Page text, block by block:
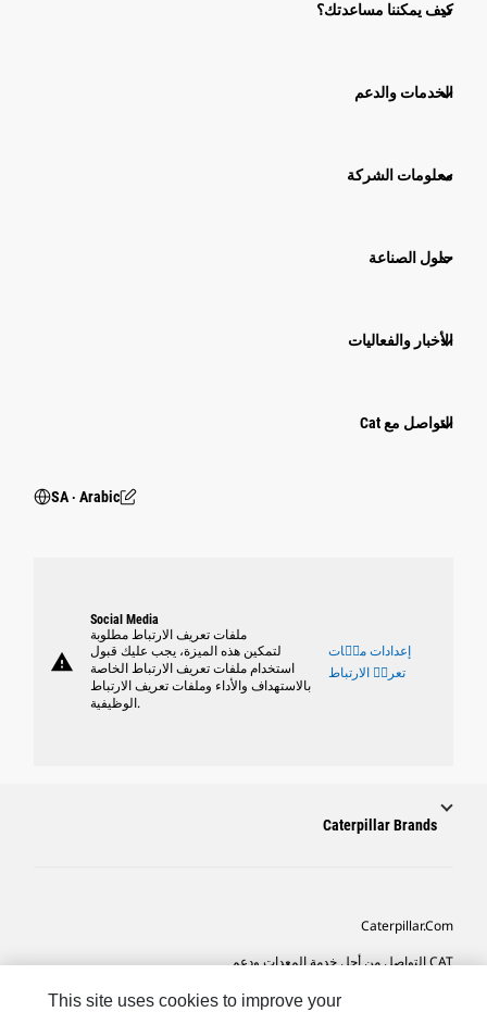
كيف يمكننا مساعدتك؟
الخدمات والدعم
معلومات الشركة
حلول الصناعة
الأخبار والفعاليات
التواصل مع Cat
SA ‧ Arabic
warning
Social Media
ملفات تعريف الارتباط مطلوبة
لتمكين هذه الميزة، يجب عليك قبول
استخدام ملفات تعريف الارتباط الخاصة
بالاستهداف والأداء وملفات تعريف الارتباط
الوظيفية.
إعدادات ملٝات
تعريٝ الارتباط
Caterpillar Brands
Caterpillar.com
CAT التواصل من أجل خدمة المعدات ودعم
تفضيلات التسويق الخاصة بيThis site uses cookies to improve your